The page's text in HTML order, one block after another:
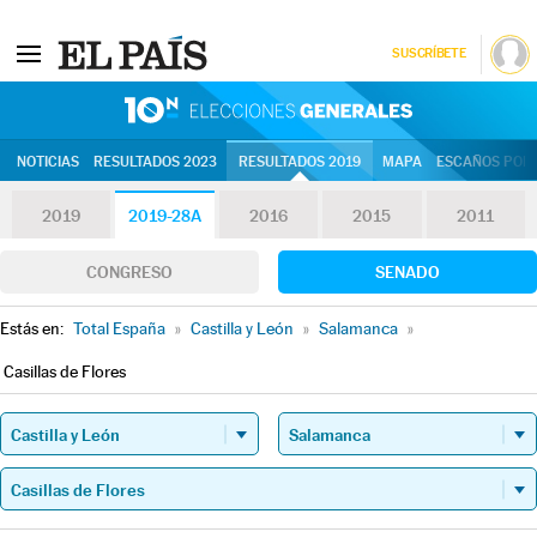
SUSCRÍBETE
NOTICIAS RESULTADOS 2023 RESULTADOS 2019 MAPA ESCAÑOS
2019 2019-28A 2016 2015 2011
CONGRESO SENADO
Estás en: Total España » Castilla y León » Salamanca »
Casillas de Flores